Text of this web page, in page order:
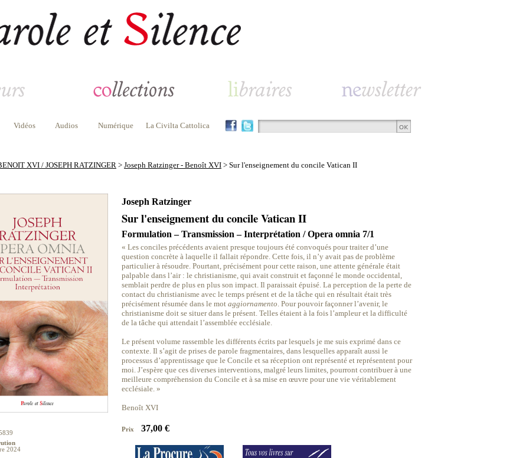
Vidéos Audios Numérique La Civilta Cattolica
XVI / JOSEPH RATZINGER > Joseph Ratzinger - Benoît XVI > Sur l'enseignement du concile Vatican II
Joseph Ratzinger
Sur l'enseignement du concile Vatican II
Formulation – Transmission – Interprétation / Opera omnia 7/1
« Les conciles précédents avaient presque toujours été convoqués pour traiter d’une
question concrète à laquelle il fallait répondre. Cette fois, il n’y avait pas de problème
particulier à résoudre. Pourtant, précisément pour cette raison, une attente générale était
palpable dans l’air : le christianisme, qui avait construit et façonné le monde occidental,
semblait perdre de plus en plus son impact. Il paraissait épuisé. La perception de la perte de
contact du christianisme avec le temps présent et de la tâche qui en résultait était très
précisément résumée dans le mot aggiornamento. Pour pouvoir façonner l’avenir, le
christianisme doit se situer dans le présent. Telles étaient à la fois l’ampleur et la difficulté
de la tâche qui attendait l’assemblée ecclésiale.
Le présent volume rassemble les différents écrits par lesquels je me suis exprimé dans ce
contexte. Il s’agit de prises de parole fragmentaires, dans lesquelles apparaît aussi le
processus d’apprentissage que le Concile et sa réception ont représenté et représentent pour
moi. J’espère que ces diverses interventions, malgré leurs limites, pourront contribuer à une
meilleure compréhension du Concile et à sa mise en œuvre pour une vie véritablement
ecclésiale. »
Benoît XVI
2024
Prix 37,00 €